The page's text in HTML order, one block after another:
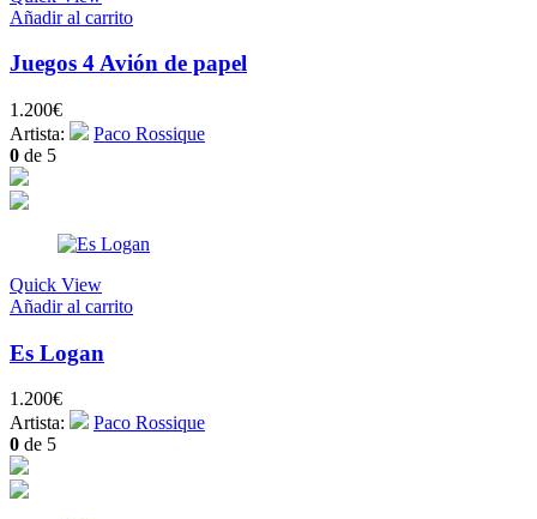
Añadir al carrito
Juegos 4 Avión de papel
1.200€
Artista:
Paco Rossique
0 de 5
Quick View
Añadir al carrito
Es Logan
1.200€
Artista:
Paco Rossique
0 de 5